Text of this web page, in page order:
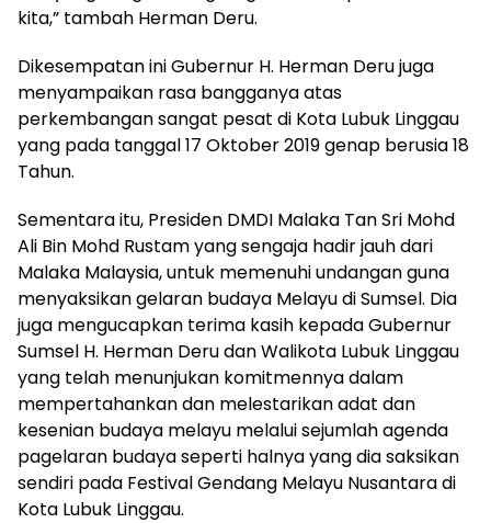
kita,” tambah Herman Deru.
Dikesempatan ini Gubernur H. Herman Deru juga
menyampaikan rasa bangganya atas
perkembangan sangat pesat di Kota Lubuk Linggau
yang pada tanggal 17 Oktober 2019 genap berusia 18
Tahun.
Sementara itu, Presiden DMDI Malaka Tan Sri Mohd
Ali Bin Mohd Rustam yang sengaja hadir jauh dari
Malaka Malaysia, untuk memenuhi undangan guna
menyaksikan gelaran budaya Melayu di Sumsel. Dia
juga mengucapkan terima kasih kepada Gubernur
Sumsel H. Herman Deru dan Walikota Lubuk Linggau
yang telah menunjukan komitmennya dalam
mempertahankan dan melestarikan adat dan
kesenian budaya melayu melalui sejumlah agenda
pagelaran budaya seperti halnya yang dia saksikan
sendiri pada Festival Gendang Melayu Nusantara di
Kota Lubuk Linggau.